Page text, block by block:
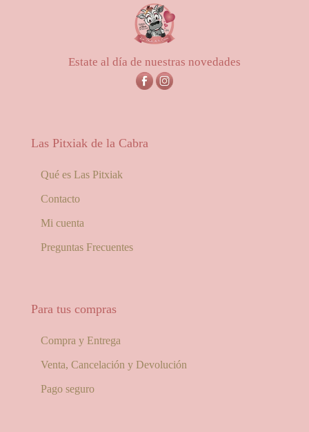
hasta
4,00€
Estate al día de nuestras novedades
Las Pitxiak de la Cabra
Qué es Las Pitxiak
Contacto
Mi cuenta
Preguntas Frecuentes
Para tus compras
Compra y Entrega
Venta, Cancelación y Devolución
Pago seguro